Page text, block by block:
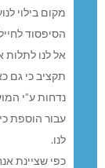
מקום בילוי
הסיפסוד
אל לנו
תקציב כי גם
נדחות ע”י
עבור הוספת
לנו.
כפי שציינת